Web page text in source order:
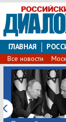
ГЛАВНАЯ
Все новости